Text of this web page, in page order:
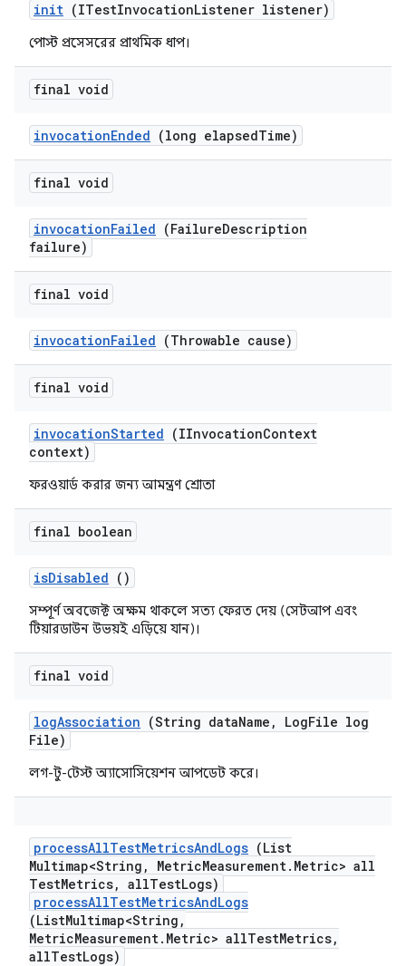
init (ITestInvocationListener listener)
পোস্ট প্রসেসরের প্রাথমিক ধাপ।
final void
invocationEnded (long elapsedTime)
final void
invocationFailed (FailureDescription
failure)
final void
invocationFailed (Throwable cause)
final void
invocationStarted (IInvocationContext
context)
ফরওয়ার্ড করার জন্য আমন্ত্রণ শ্রোতা
final boolean
isDisabled ()
সম্পূর্ণ অবজেক্ট অক্ষম থাকলে সত্য ফেরত দেয় (সেটআপ এবং
টিয়ারডাউন উভয়ই এড়িয়ে যান)।
final void
logAssociation (String dataName , LogFile log
File)
লগ-টু-টেস্ট অ্যাসোসিয়েশন আপডেট করে।
processAllTestMetricsAndLogs (List
Multimap<String , MetricMeasurement. Metric> all
TestMetrics, allTestLogs)
processAllTestMetricsAndLogs
(ListMultimap<String,
MetricMeasurement.Metric> allTestMetrics,
allTestLogs)